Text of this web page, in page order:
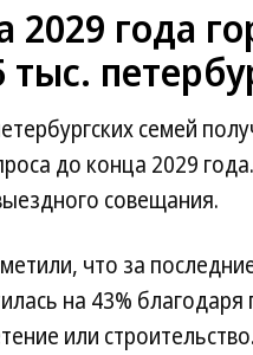
2029 года
тыс.
семей
до конца 2029
совещания.
что за
на 43%
или